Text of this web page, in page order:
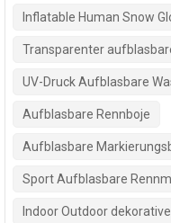
Inflatable Human Snow
Transparenter
UV-Druck Aufblasbare
Aufblasbare Rennboje
Aufblasbare
Sport Aufblasbare
Indoor Outdoor